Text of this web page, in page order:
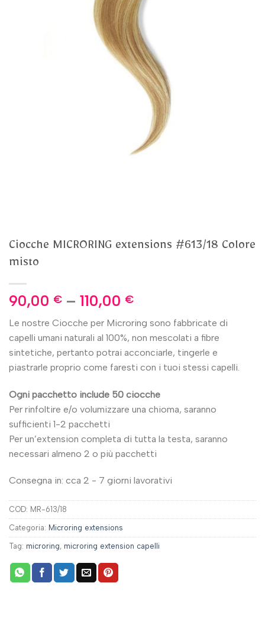
Ciocche MICRORING extensions #613/18 Colore
misto
90,00 € – 110,00 €
Le nostre Ciocche per Microring sono fabbricate di
capelli umani naturali al 100%, non mescolati a fibre
sintetiche, pertanto potrai acconciarle, tingerle e
piastrarle proprio come faresti con i tuoi stessi capelli.
Ogni pacchetto include 50 ciocche
Per rinfoltire e/o volumizzare una chioma, saranno
sufficienti 1-2 pacchetti
Per un’extension completa di tutta la testa, saranno
necessari almeno 2 o più pacchetti
Consegna in: cca 2 - 7 giorni lavorativi
COD: MR-613/18
Categoria: Microring extensions
Tag: microring, microring extension capelli